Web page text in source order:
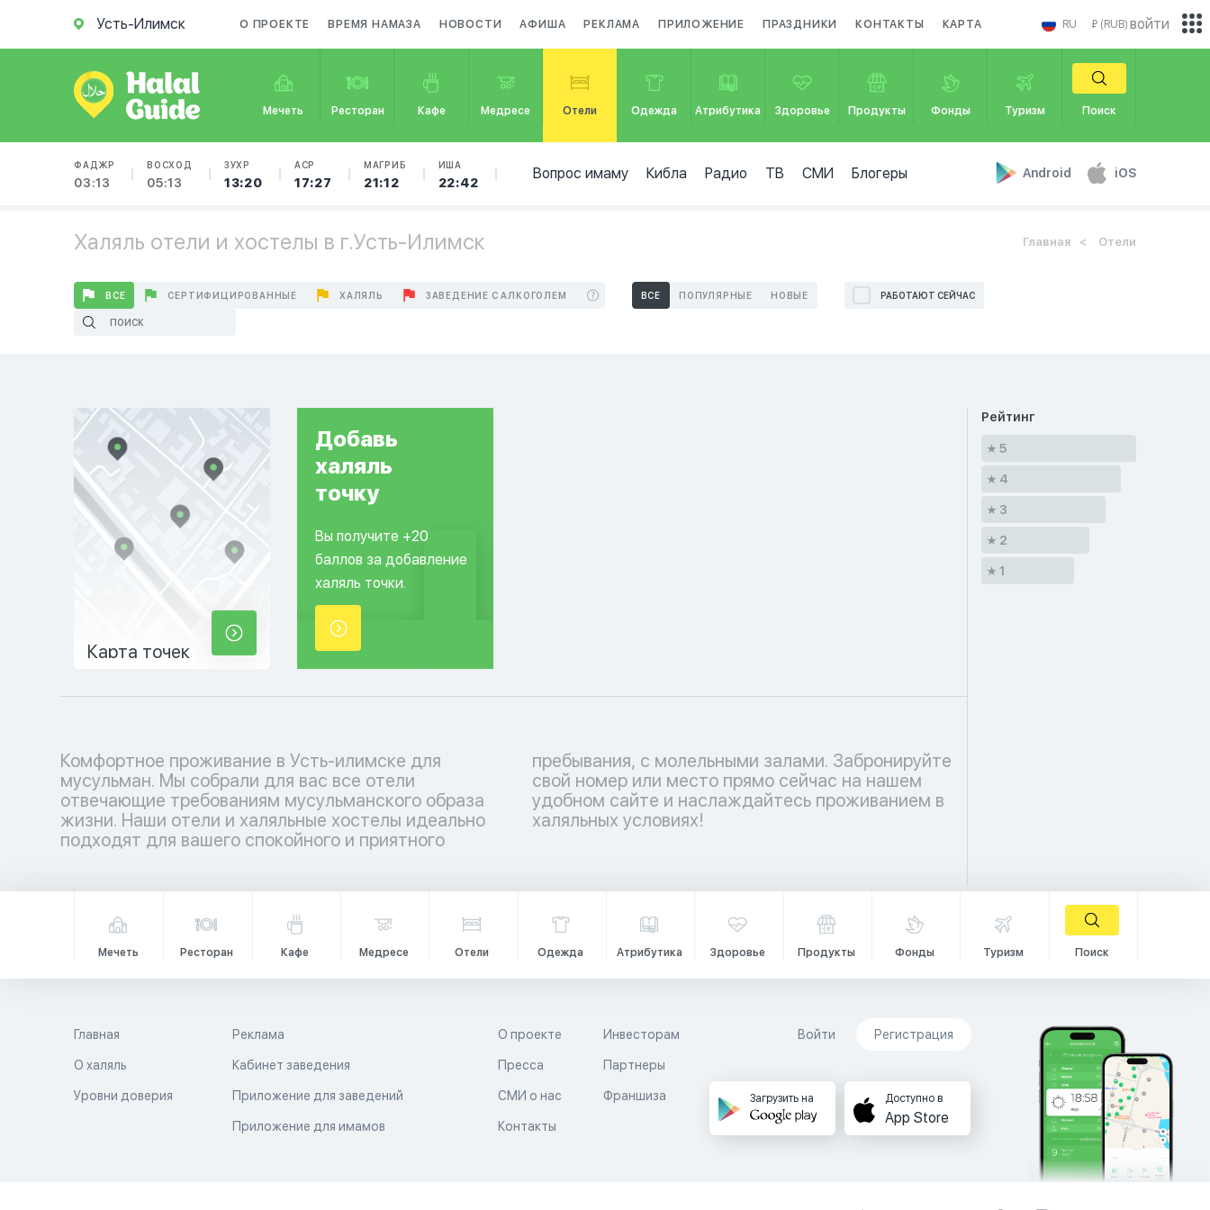
Усть-Илимск О ПРОЕКТЕ ВРЕМЯ НАМАЗА НОВОСТИ АФИША РЕКЛАМА ПРИЛОЖЕНИЕ ПРАЗДНИКИ КОНТАКТЫ КАРТА RU ₽ (RUB)
Мечеть Ресторан Кафе Медресе Отели Одежда Атрибутика Здоровье Продукты Фонды Туризм Поиск
ФАДЖР
03:13
ВОСХОД
05:13
ЗУХР
13:20
АСР
17:27
МАГРИБ
21:12
ИША
22:42
Вопрос имаму Кибла Радио ТВ СМИ Блогеры Android iOS
войти
Халяль отели и хостелы в г.Усть-Илимск Главная Отели
ВСЕ СЕРТИФИЦИРОВАННЫЕ ХАЛЯЛЬ ЗАВЕДЕНИЕ С АЛКОГОЛЕМ ВСЕ ПОПУЛЯРНЫЕ НОВЫЕ РАБОТАЮТ СЕЙЧАС
Карта точек
Добавь
халяль
точку
Вы получите +20
баллов за добавление
халяль точки.
Комфортное проживание в Усть-илимске для
мусульман. Мы собрали для вас все отели
отвечающие требованиям мусульманского образа
жизни. Наши отели и халяльные хостелы идеально
подходят для вашего спокойного и приятного
пребывания, с молельными залами. Забронируйте
свой номер или место прямо сейчас на нашем
удобном сайте и наслаждайтесь проживанием в
халяльных условиях!
Рейтинг
5
4
3
2
1
Мечеть Ресторан Кафе Медресе Отели Одежда Атрибутика Здоровье Продукты Фонды Туризм Поиск
Главная
О халяль
Уровни доверия
Реклама
Кабинет заведения
Приложение для заведений
Приложение для имамов
О проекте
Пресса
СМИ о нас
Контакты
Инвесторам
Партнеры
Франшиза
Войти Регистрация
Загрузить на Доступно в
App Store